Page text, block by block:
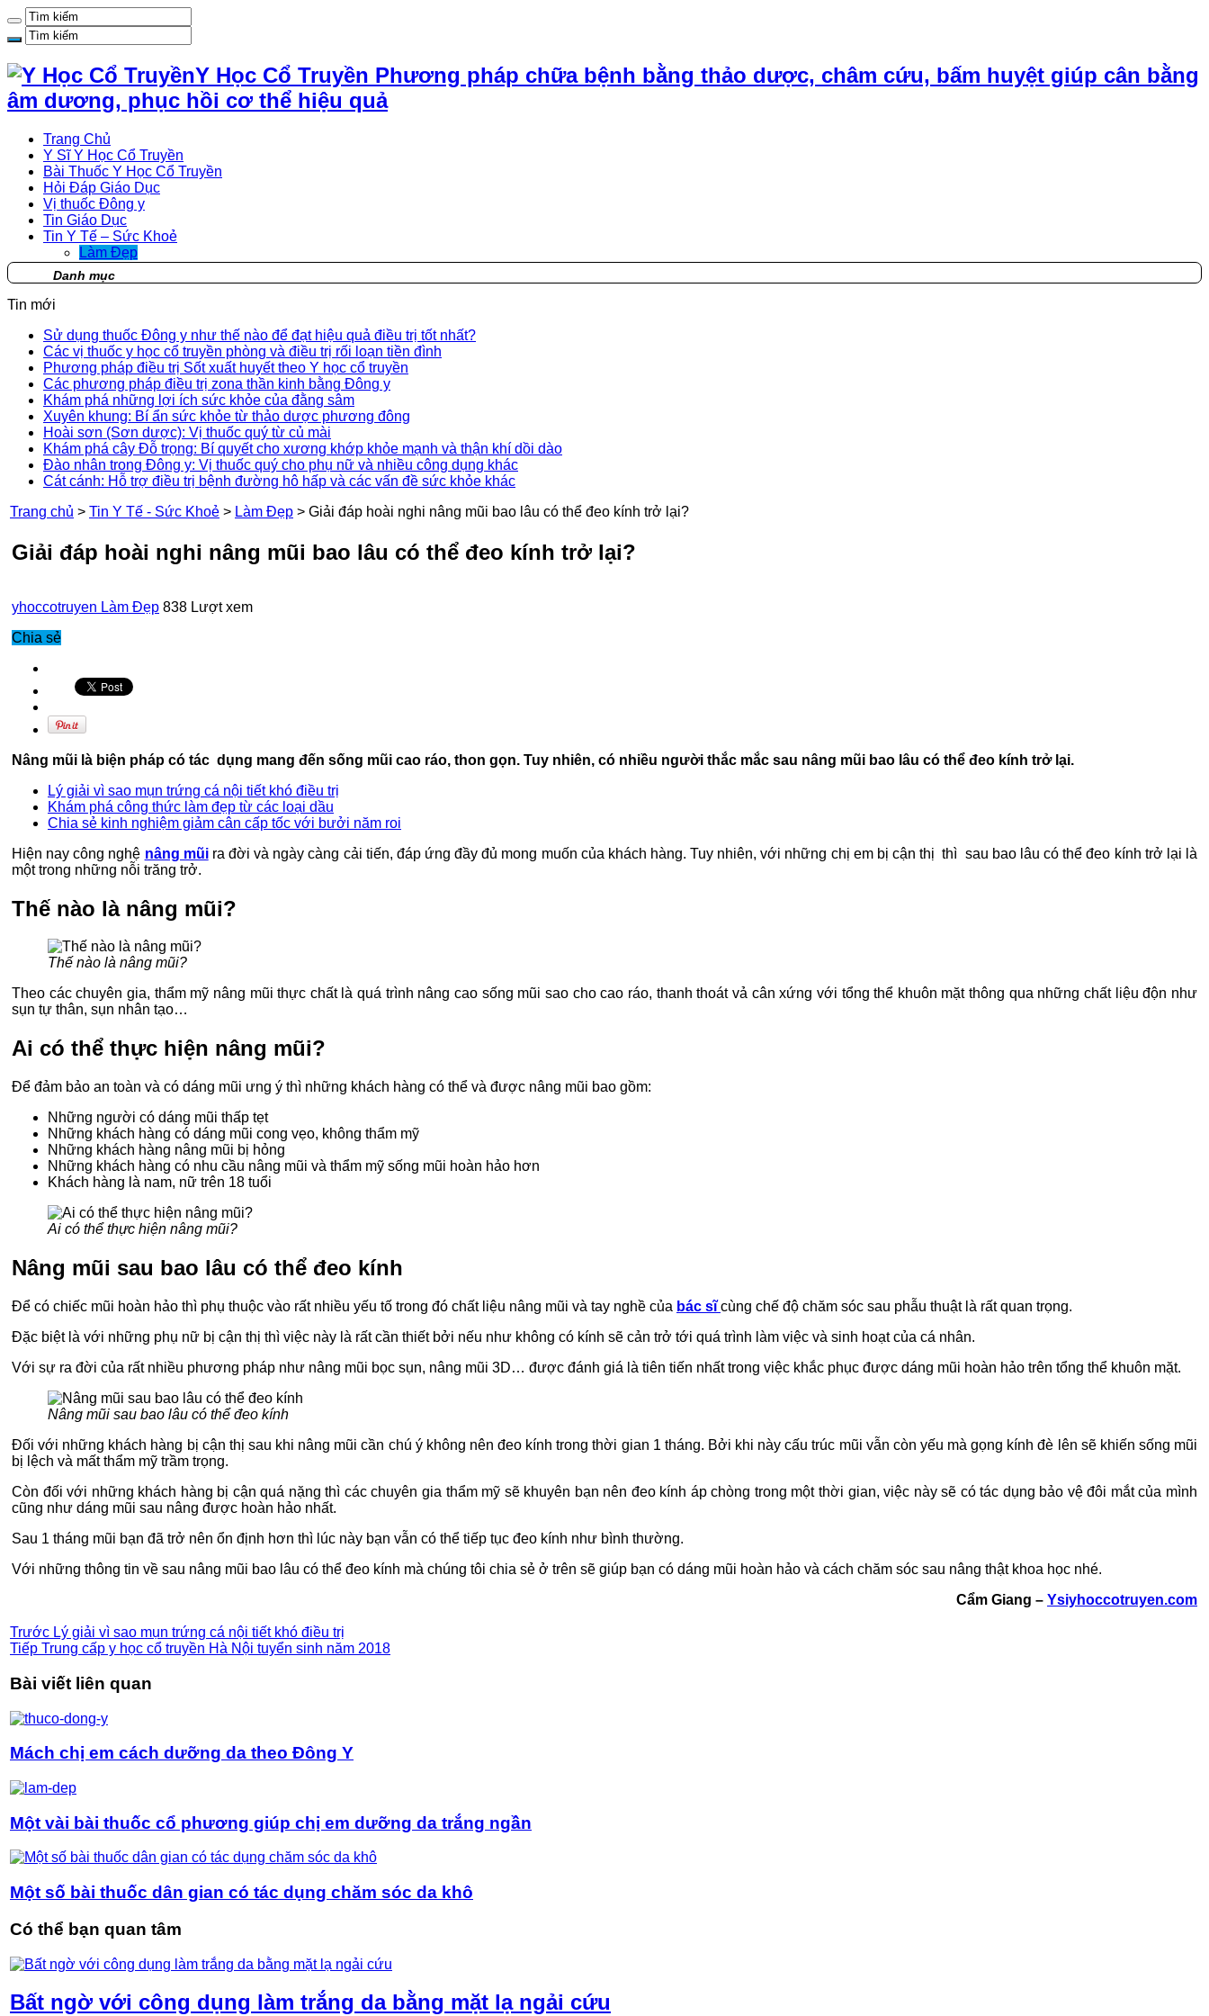
Y Học Cổ Truyền Phương pháp chữa bệnh bằng thảo dược, châm cứu, bấm huyệt giúp cân bằng
âm dương, phục hồi cơ thể hiệu quả
Trang Chủ
Y Sĩ Y Học Cổ Truyền
Bài Thuốc Y Học Cổ Truyền
Hỏi Đáp Giáo Dục
Vị thuốc Đông y
Tin Giáo Dục
Tin Y Tế – Sức Khoẻ
Làm Đẹp
Danh mục
Tin mới
Sử dụng thuốc Đông y như thế nào để đạt hiệu quả điều trị tốt nhất?
Các vị thuốc y học cổ truyền phòng và điều trị rối loạn tiền đình
Phương pháp điều trị Sốt xuất huyết theo Y học cổ truyền
Các phương pháp điều trị zona thần kinh bằng Đông y
Khám phá những lợi ích sức khỏe của đằng sâm
Xuyên khung: Bí ẩn sức khỏe từ thảo dược phương đông
Hoài sơn (Sơn dược): Vị thuốc quý từ củ mài
Khám phá cây Đỗ trọng: Bí quyết cho xương khớp khỏe mạnh và thận khí dồi dào
Đào nhân trong Đông y: Vị thuốc quý cho phụ nữ và nhiều công dụng khác
Cát cánh: Hỗ trợ điều trị bệnh đường hô hấp và các vấn đề sức khỏe khác
Trang chủ > Tin Y Tế - Sức Khoẻ > Làm Đẹp > Giải đáp hoài nghi nâng mũi bao lâu có thể đeo kính trở lại?
Giải đáp hoài nghi nâng mũi bao lâu có thể đeo kính trở lại?
yhoccotruyen Làm Đẹp 838 Lượt xem
Chia sẻ
Nâng mũi là biện pháp có tác dụng mang đến sống mũi cao ráo, thon gọn. Tuy nhiên, có nhiều người thắc mắc sau nâng mũi bao lâu có thể đeo kính trở lại.
Lý giải vì sao mụn trứng cá nội tiết khó điều trị
Khám phá công thức làm đẹp từ các loại dầu
Chia sẻ kinh nghiệm giảm cân cấp tốc với bưởi năm roi
Hiện nay công nghệ nâng mũira đời và ngày càng cải tiến, đáp ứng đầy đủ mong muốn của khách hàng. Tuy nhiên, với những chị em bị cận thị thì sau bao lâu có thể đeo kính trở lại là
một trong những nỗi trăng trở.
Thế nào là nâng mũi?
Thế nào là nâng mũi?
Theo các chuyên gia, thẩm mỹ nâng mũi thực chất là quá trình nâng cao sống mũi sao cho cao ráo, thanh thoát vả cân xứng với tổng thể khuôn mặt thông qua những chất liệu độn như
sụn tự thân, sụn nhân tạo…
Ai có thể thực hiện nâng mũi?
Để đảm bảo an toàn và có dáng mũi ưng ý thì những khách hàng có thể và được nâng mũi bao gồm:
Những người có dáng mũi thấp tẹt
Những khách hàng có dáng mũi cong vẹo, không thẩm mỹ
Những khách hàng nâng mũi bị hỏng
Những khách hàng có nhu cầu nâng mũi và thẩm mỹ sống mũi hoàn hảo hơn
Khách hàng là nam, nữ trên 18 tuổi
Ai có thể thực hiện nâng mũi?
Nâng mũi sau bao lâu có thể đeo kính
Để có chiếc mũi hoàn hảo thì phụ thuộc vào rất nhiều yếu tố trong đó chất liệu nâng mũi và tay nghề của bác sĩcùng chế độ chăm sóc sau phẫu thuật là rất quan trọng.
Đặc biệt là với những phụ nữ bị cận thị thì việc này là rất cần thiết bởi nếu như không có kính sẽ cản trở tới quá trình làm việc và sinh hoạt của cá nhân.
Với sự ra đời của rất nhiều phương pháp như nâng mũi bọc sụn, nâng mũi 3D… được đánh giá là tiên tiến nhất trong việc khắc phục được dáng mũi hoàn hảo trên tổng thể khuôn mặt.
Nâng mũi sau bao lâu có thể đeo kính
Đối với những khách hàng bị cận thị sau khi nâng mũi cần chú ý không nên đeo kính trong thời gian 1 tháng. Bởi khi này cấu trúc mũi vẫn còn yếu mà gọng kính đè lên sẽ khiến sống mũi
bị lệch và mất thẩm mỹ trầm trọng.
Còn đối với những khách hàng bị cận quá nặng thì các chuyên gia thẩm mỹ sẽ khuyên bạn nên đeo kính áp chòng trong một thời gian, việc này sẽ có tác dụng bảo vệ đôi mắt của mình
cũng như dáng mũi sau nâng được hoàn hảo nhất.
Sau 1 tháng mũi bạn đã trở nên ổn định hơn thì lúc này bạn vẫn có thể tiếp tục đeo kính như bình thường.
Với những thông tin về sau nâng mũi bao lâu có thể đeo kính mà chúng tôi chia sẻ ở trên sẽ giúp bạn có dáng mũi hoàn hảo và cách chăm sóc sau nâng thật khoa học nhé.
Cẩm Giang – Ysiyhoccotruyen.com
Trước Lý giải vì sao mụn trứng cá nội tiết khó điều trị
Tiếp Trung cấp y học cổ truyền Hà Nội tuyển sinh năm 2018
Bài viết liên quan
Mách chị em cách dưỡng da theo Đông Y
Một vài bài thuốc cổ phương giúp chị em dưỡng da trắng ngần
Một số bài thuốc dân gian có tác dụng chăm sóc da khô
Có thể bạn quan tâm
Bất ngờ với công dụng làm trắng da bằng mặt lạ ngải cứu